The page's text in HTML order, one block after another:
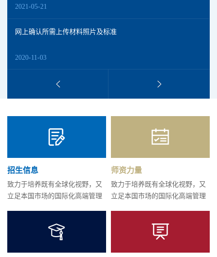
2021-05-21
网上确认所需上传材料照片及标准
2020-11-03
2021年全国硕士研究生招生考试山东师范大学报考点网上确认
报考山东师范大学2021年工商管理硕士（MBA） 的常见Q&A
2020-10-18
山东师范大学MBA报名指南
2020-10-08
2020硕士研究生网络远程复试注意事项
招生信息
致力于培养既有全球化视野，又
立足本国市场的国际化高端管理
师资力量
致力于培养既有全球化视野，又
立足本国市场的国际化高端管理